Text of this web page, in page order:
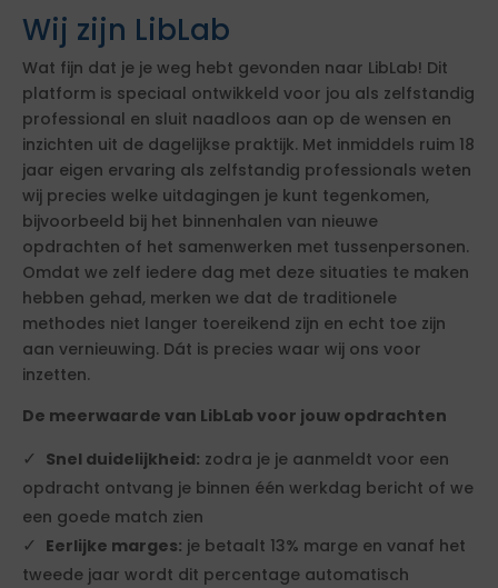
Wij zijn LibLab
Wat fijn dat je je weg hebt gevonden naar LibLab! Dit
platform is speciaal ontwikkeld voor jou als zelfstandig
professional en sluit naadloos aan op de wensen en
inzichten uit de dagelijkse praktijk. Met inmiddels ruim 18
jaar eigen ervaring als zelfstandig professionals weten
wij precies welke uitdagingen je kunt tegenkomen,
bijvoorbeeld bij het binnenhalen van nieuwe
opdrachten of het samenwerken met tussenpersonen.
Omdat we zelf iedere dag met deze situaties te maken
hebben gehad, merken we dat de traditionele
methodes niet langer toereikend zijn en echt toe zijn
aan vernieuwing. Dát is precies waar wij ons voor
inzetten.
De meerwaarde van LibLab voor jouw opdrachten
Snel duidelijkheid: zodra je je aanmeldt voor een
opdracht ontvang je binnen één werkdag bericht of we
een goede match zien
Eerlijke marges: je betaalt 13% marge en vanaf het
tweede jaar wordt dit percentage automatisch